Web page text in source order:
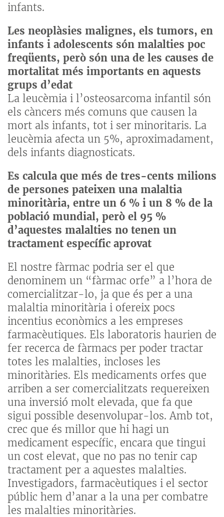
infants.
Les neoplàsies malignes, els tumors, en
infants i adolescents són malalties poc
freqüents, però són una de les causes de
mortalitat més importants en aquests
grups d’edat
La leucèmia i l’osteosarcoma infantil són
els càncers més comuns que causen la
mort als infants, tot i ser minoritaris. La
leucèmia afecta un 5%, aproximadament,
dels infants diagnosticats.
Es calcula que més de tres-cents milions
de persones pateixen una malaltia
minoritària, entre un 6 % i un 8 % de la
població mundial, però el 95 %
d’aquestes malalties no tenen un
tractament específic aprovat
El nostre fàrmac podria ser el que
denominem un “fàrmac orfe” a l’hora de
comercialitzar-lo, ja que és per a una
malaltia minoritària i ofereix pocs
incentius econòmics a les empreses
farmacèutiques. Els laboratoris haurien de
fer recerca de fàrmacs per poder tractar
totes les malalties, incloses les
minoritàries. Els medicaments orfes que
arriben a ser comercialitzats requereixen
una inversió molt elevada, que fa que
sigui possible desenvolupar-los. Amb tot,
crec que és millor que hi hagi un
medicament específic, encara que tingui
un cost elevat, que no pas no tenir cap
tractament per a aquestes malalties.
Investigadors, farmacèutiques i el sector
públic hem d’anar a la una per combatre
les malalties minoritàries.